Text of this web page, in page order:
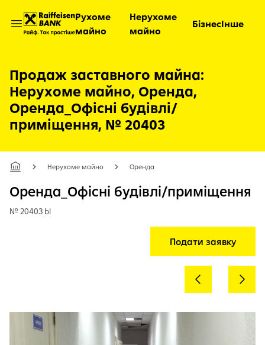
Відкрити меню
Рухоме
майно
Нерухоме
майно
БізнесІнше
Продаж заставного майна:
Нерухоме майно, Оренда,
Оренда_Офісні будівлі/
приміщення, № 20403
Нерухоме майно Оренда
Оренда_Офісні будівлі/приміщення
№ 20403 bl
Подати заявку
Previous Next